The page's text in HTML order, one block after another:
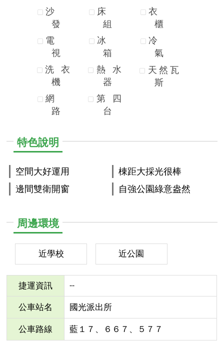
沙
發
電
視
洗
衣
機
網
路
床
組
冰
箱
熱
水
器
第
四
台
衣
櫃
冷
氣
天 然 瓦
斯
特色說明
空間大好運用
邊間雙衛開窗
棟距大採光很棒
自強公園綠意盎然
周邊環境
近學校 近公園
捷運資訊 --
公車站名 國光派出所
公車路線 藍１７、６６７、５７７